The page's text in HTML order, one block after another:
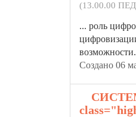
(13.00.00
... роль
Создано 06